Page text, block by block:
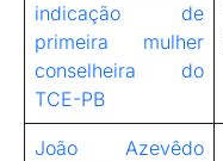
indicação de
primeira mulher
conselheira do
TCE-PB
João Azevêdo